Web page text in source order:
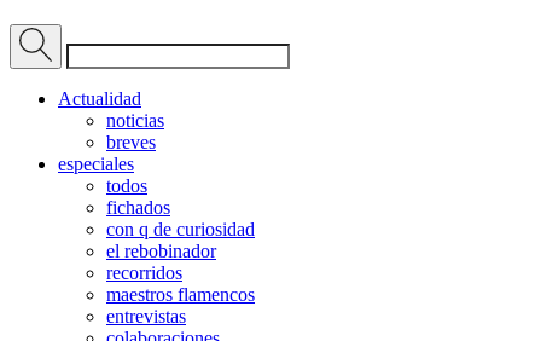
Actualidad
noticias
breves
especiales
todos
fichados
con q de curiosidad
el rebobinador
recorridos
maestros flamencos
entrevistas